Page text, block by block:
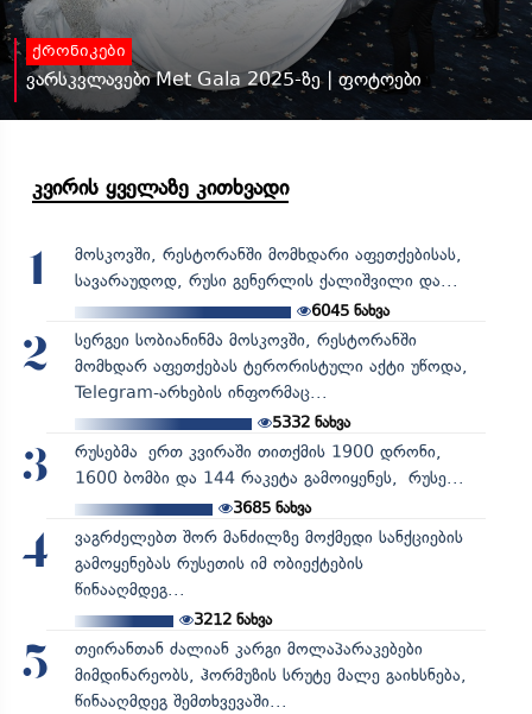
ქრონიკები
ვარსკვლავები Met Gala 2025-ზე | ფოტოები
კვირის ყველაზე კითხვადი
1
მოსკოვში, რესტორანში მომხდარი აფეთქებისას,
სავარაუდოდ, რუსი გენერლის ქალიშვილი და...
6045 ნახვა
2
სერგეი სობიანინმა მოსკოვში, რესტორანში
მომხდარ აფეთქებას ტერორისტული აქტი უწოდა,
Telegram-არხების ინფორმაც...
5332ნახვა
3
რუსებმა ერთ კვირაში თითქმის 1900 დრონი,
1600 ბომბი და 144 რაკეტა გამოიყენეს, რუსე...
3685ნახვა
4
ვაგრძელებთ შორ მანძილზე მოქმედი სანქციების
გამოყენებას რუსეთის იმ ობიექტების
წინააღმდეგ...
3212ნახვა
5
თეირანთან ძალიან კარგი მოლაპარაკებები
მიმდინარეობს, ჰორმუზის სრუტე მალე გაიხსნება,
წინააღმდეგ შემთხვევაში...